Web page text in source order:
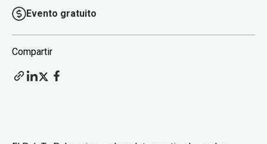
Evento gratuito
Compartir